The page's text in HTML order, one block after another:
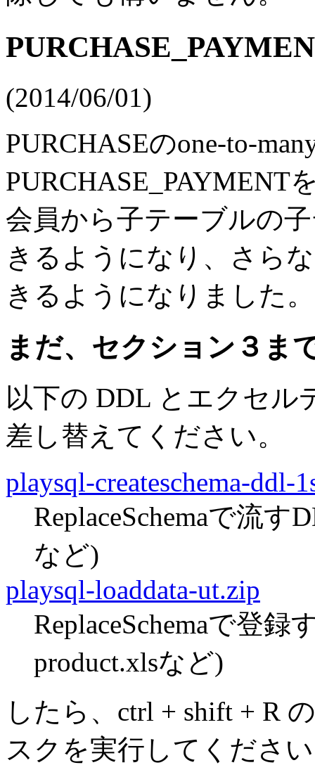
(2014/06/01)
PURCHASEのone-to-
PURCHASE_PAYMENT
会員から子テーブルの
きるようになり、さら
きるようになりました。
まだ、セクション３ま
以下の DDL とエクセル
差し替えてください。
playsql-createschema-ddl-
ReplaceSchemaで流す
など)
playsql-loaddata-ut.zip
ReplaceSchemaで登
product.xlsなど)
したら、ctrl + shift + R
スクを実行してくださ